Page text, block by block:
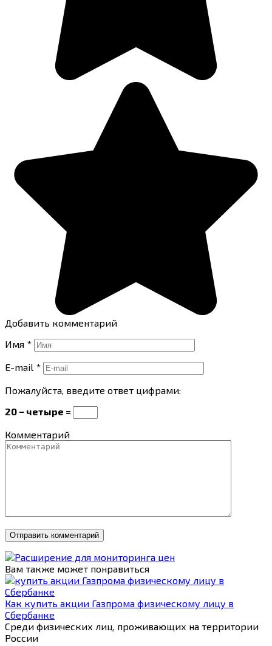
Добавить комментарий
Имя *
E-mail *
Пожалуйста, введите ответ цифрами:
20 − четыре =
Комментарий
Вам также может понравиться
Как купить акции Газпрома физическому лицу в
Сбербанке
Среди физических лиц, проживающих на территории
России